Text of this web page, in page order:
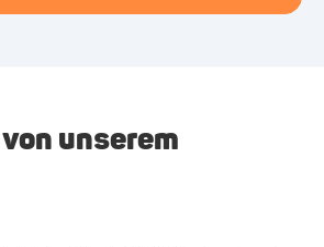
unserem